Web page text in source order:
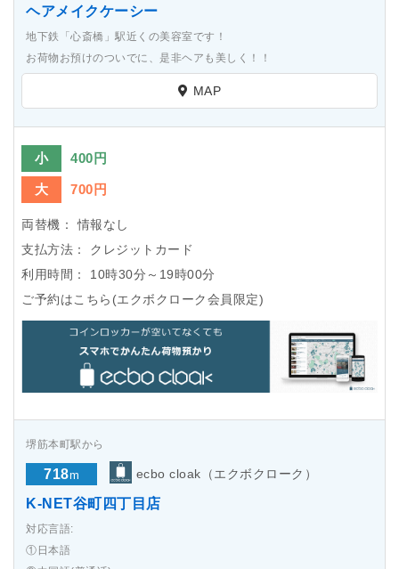
ヘアメイクケーシー
地下鉄「心斎橋」駅近くの美容室です！
お荷物お預けのついでに、是非ヘアも美しく！！
MAP
小 400円
大 700円
両替機：
情報なし
支払方法：
クレジットカード
利用時間：
10時30分～19時00分
ご予約はこちら(エクボクローク会員限定)
堺筋本町駅から
718m ecbo cloak（エクボクローク）
K-NET谷町四丁目店
対応言語:
①日本語